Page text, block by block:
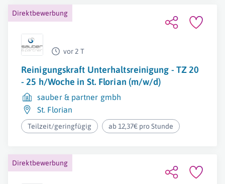
Direktbewerbung
vor 2 T
Reinigungskraft Unterhaltsreinigung - TZ 20
- 25 h/Woche in St. Florian (m/w/d)
sauber & partner gmbh
St. Florian
Teilzeit/geringfügig ab 12,37€ pro Stunde
Direktbewerbung